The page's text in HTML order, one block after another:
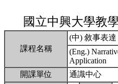
國立中興大學教
課程名稱
(中) 敘事表
(Eng.)
Application
開課單位
通識中心